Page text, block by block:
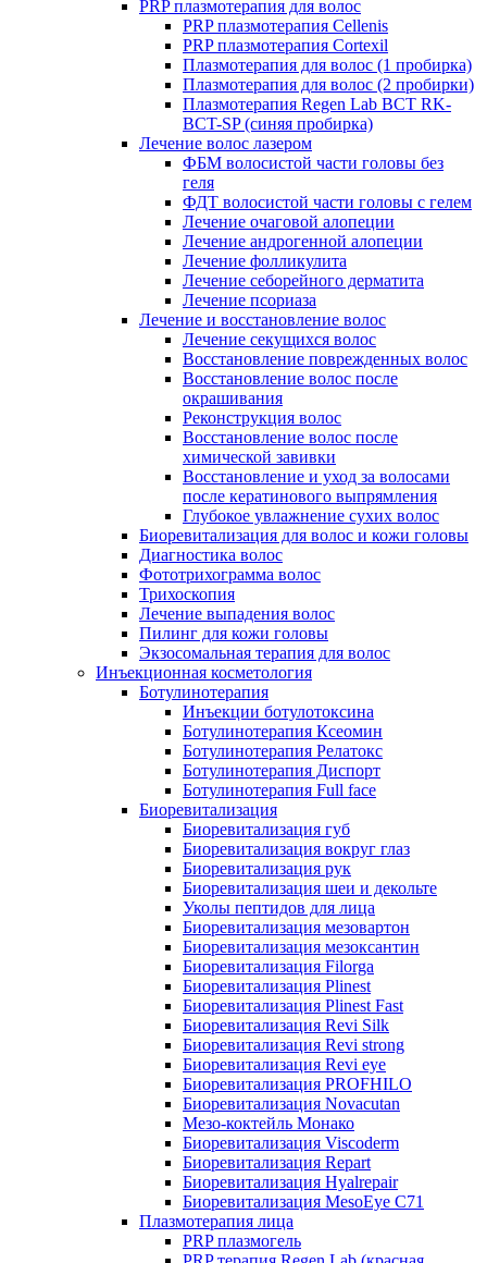
PRP плазмотерапия для волос
PRP плазмотерапия Cellenis
PRP плазмотерапия Cortexil
Плазмотерапия для волос (1 пробирка)
Плазмотерапия для волос (2 пробирки)
Плазмотерапия Regen Lab BCT RK-
BCT-SP (синяя пробирка)
Лечение волос лазером
ФБМ волосистой части головы без
геля
ФДТ волосистой части головы с гелем
Лечение очаговой алопеции
Лечение андрогенной алопеции
Лечение фолликулита
Лечение себорейного дерматита
Лечение псориаза
Лечение и восстановление волос
Лечение секущихся волос
Восстановление поврежденных волос
Восстановление волос после
окрашивания
Реконструкция волос
Восстановление волос после
химической завивки
Восстановление и уход за волосами
после кератинового выпрямления
Глубокое увлажнение сухих волос
Биоревитализация для волос и кожи головы
Диагностика волос
Фототрихограмма волос
Трихоскопия
Лечение выпадения волос
Пилинг для кожи головы
Экзосомальная терапия для волос
Инъекционная косметология
Ботулинотерапия
Инъекции ботулотоксина
Ботулинотерапия Ксеомин
Ботулинотерапия Релатокс
Ботулинотерапия Диспорт
Ботулинотерапия Full face
Биоревитализация
Биоревитализация губ
Биоревитализация вокруг глаз
Биоревитализация рук
Биоревитализация шеи и декольте
Уколы пептидов для лица
Биоревитализация мезовартон
Биоревитализация мезоксантин
Биоревитализация Filorga
Биоревитализация Plinest
Биоревитализация Plinest Fast
Биоревитализация Revi Silk
Биоревитализация Revi strong
Биоревитализация Revi eye
Биоревитализация PROFHILO
Биоревитализация Novacutan
Мезо-коктейль Монако
Биоревитализация Viscoderm
Биоревитализация Repart
Биоревитализация Hyalrepair
Биоревитализация MesoEye C71
Плазмотерапия лица
PRP плазмогель